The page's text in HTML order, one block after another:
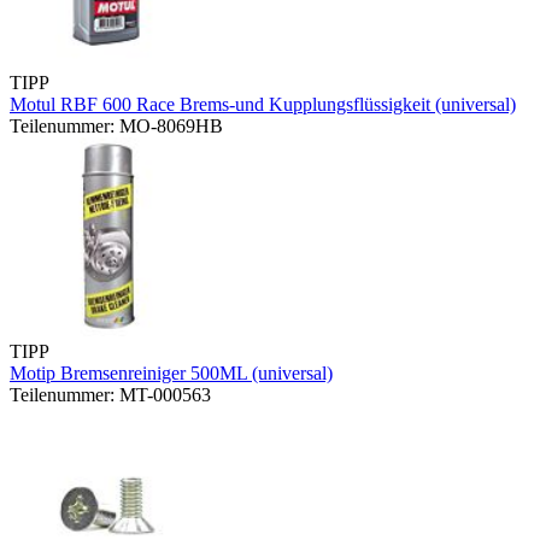
TIPP
Motul RBF 600 Race Brems-und Kupplungsflüssigkeit (universal)
Teilenummer: MO-8069HB
TIPP
Motip Bremsenreiniger 500ML (universal)
Teilenummer: MT-000563